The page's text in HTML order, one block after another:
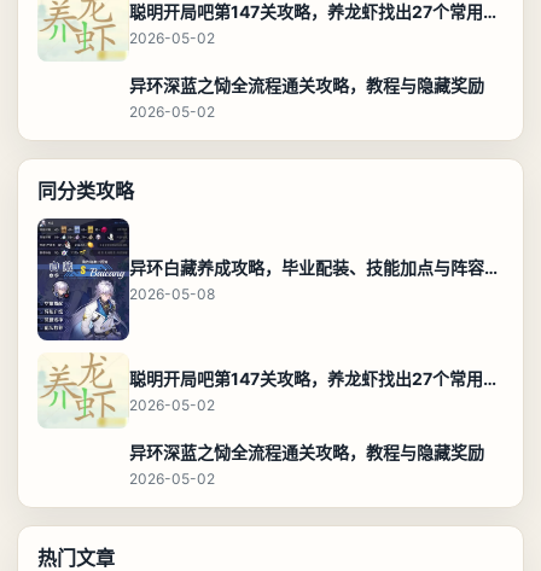
聪明开局吧第147关攻略，养龙虾找出27个常用字通关答案
2026-05-02
异环深蓝之恸全流程通关攻略，教程与隐藏奖励
2026-05-02
同分类攻略
异环白藏养成攻略，毕业配装、技能加点与阵容搭配保姆级解析
2026-05-08
聪明开局吧第147关攻略，养龙虾找出27个常用字通关答案
2026-05-02
异环深蓝之恸全流程通关攻略，教程与隐藏奖励
2026-05-02
热门文章